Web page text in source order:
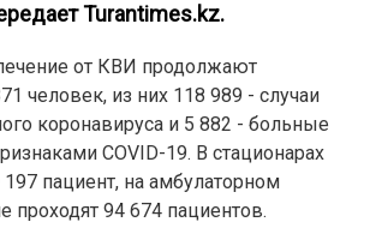
Turantimes.kz.
от КВИ продолжают
человек, из них 118 989 - случаи
коронавируса и 5 882 - больные
COVID-19. В стационарах
197 пациент, на амбулаторном
проходят 94 674 пациентов.